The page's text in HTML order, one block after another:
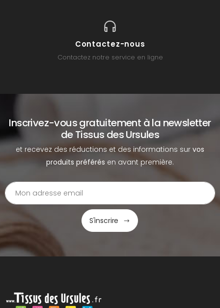
Contactez-nous
Contactez notre service en ligne
Inscrivez-vous gratuitement à la newsletter
de Tissus des Ursules
et recevez des réductions et des informations sur vos
produits préférés en avant première.
S'inscrire